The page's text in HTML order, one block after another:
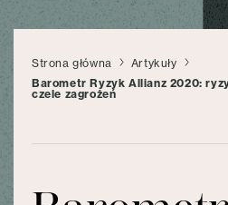
Strona główna
Artykuły
Barometr Ryzyk Allianz 2020:
czele zagrożeń